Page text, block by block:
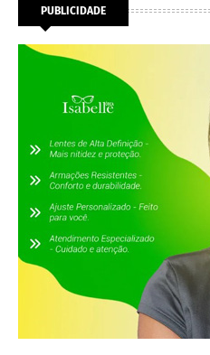
PUBLICIDADE